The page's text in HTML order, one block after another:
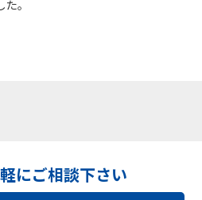
。
にご相談下さい